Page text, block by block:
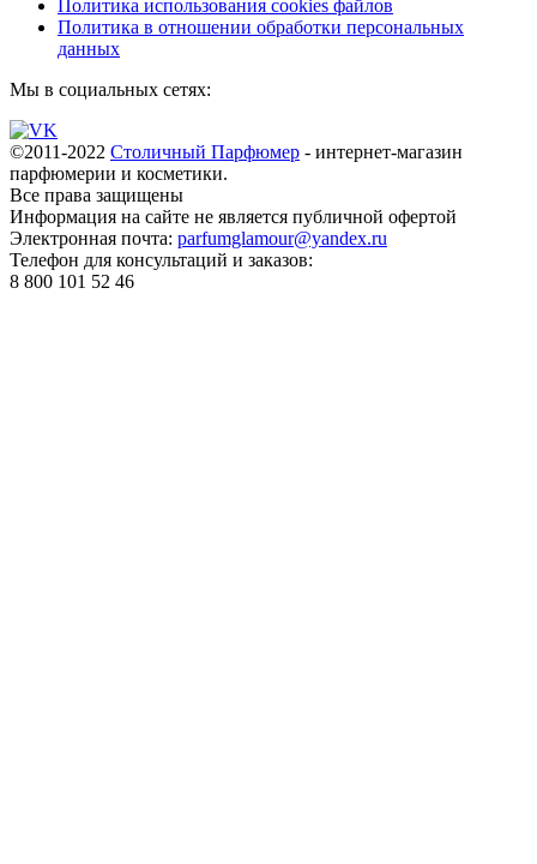
Политика использования cookies файлов
Политика в отношении обработки персональных
данных
Мы в социальных сетях:
©2011-2022 Столичный Парфюмер - интернет-магазин
парфюмерии и косметики.
Все права защищены
Информация на сайте не является публичной офертой
Электронная почта: parfumglamour@yandex.ru
Телефон для консультаций и заказов:
8 800 101 52 46